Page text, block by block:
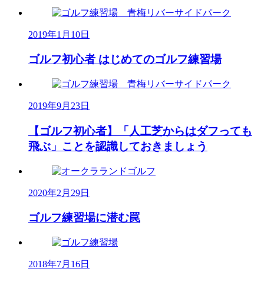
2019年1月10日
ゴルフ初心者 はじめてのゴルフ練習場
2019年9月23日
【ゴルフ初心者】「人工芝からはダフっても
飛ぶ」ことを認識しておきましょう
2020年2月29日
ゴルフ練習場に潜む罠
2018年7月16日